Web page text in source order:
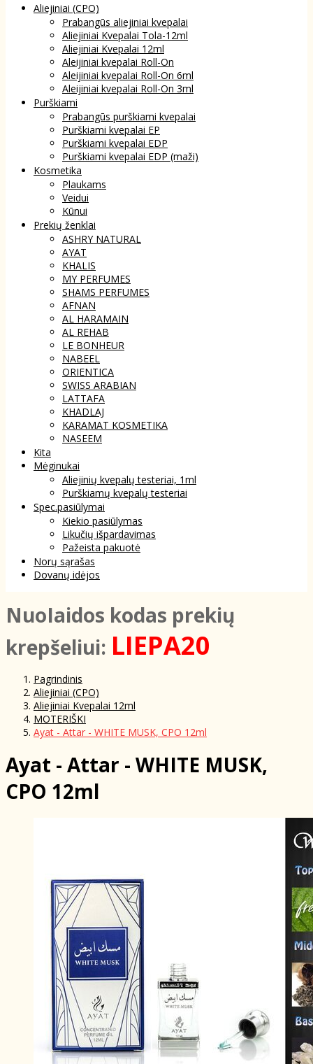
Aliejiniai (CPO)
Prabangūs aliejiniai kvepalai
Aliejiniai Kvepalai Tola-12ml
Aliejiniai Kvepalai 12ml
Aleijiniai kvepalai Roll-On
Aleijiniai kvepalai Roll-On 6ml
Aleijiniai kvepalai Roll-On 3ml
Purškiami
Prabangūs purškiami kvepalai
Purškiami kvepalai EP
Purškiami kvepalai EDP
Purškiami kvepalai EDP (maži)
Kosmetika
Plaukams
Veidui
Kūnui
Prekių ženklai
ASHRY NATURAL
AYAT
KHALIS
MY PERFUMES
SHAMS PERFUMES
AFNAN
AL HARAMAIN
AL REHAB
LE BONHEUR
NABEEL
ORIENTICA
SWISS ARABIAN
LATTAFA
KHADLAJ
KARAMAT KOSMETIKA
NASEEM
Kita
Mėginukai
Aliejinių kvepalų testeriai, 1ml
Purškiamų kvepalų testeriai
Spec.pasiūlymai
Kiekio pasiūlymas
Likučių išpardavimas
Pažeista pakuotė
Norų sąrašas
Dovanų idėjos
NuoIaidos kodas prekių
krepšeliui: LIEPA20
Pagrindinis
Aliejiniai (CPO)
Aliejiniai Kvepalai 12ml
MOTERIŠKI
Ayat - Attar - WHITE MUSK, CPO 12ml
Ayat - Attar - WHITE MUSK,
CPO 12ml